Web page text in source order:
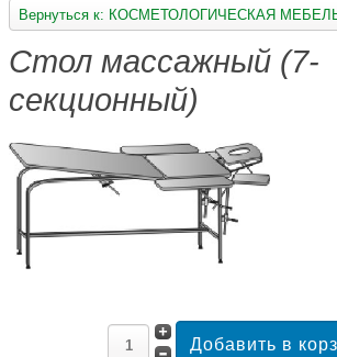
Вернуться к: КОСМЕТОЛОГИЧЕСКАЯ
Стол массажный (7-
секционный)